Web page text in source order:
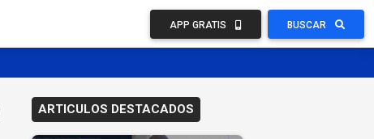
APP GRATIS BUSCAR
ARTICULOS DESTACADOS